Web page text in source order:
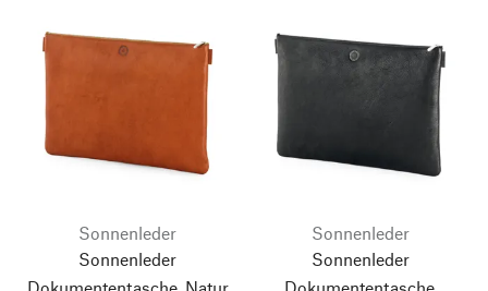
Sonnenleder
Sonnenleder
Sonnenleder
Sonnenleder